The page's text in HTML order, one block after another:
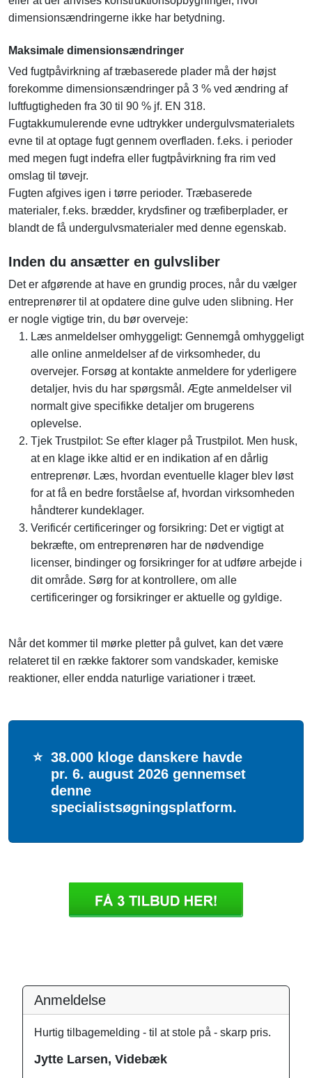
dimensionsændringerne ikke har betydning.
Maksimale dimensionsændringer
Ved fugtpåvirkning af træbaserede plader må der højst
forekomme dimensionsændringer på 3 % ved ændring af
luftfugtigheden fra 30 til 90 % jf. EN 318.
Fugtakkumulerende evne udtrykker undergulvsmaterialets
evne til at optage fugt gennem overfladen. f.eks. i perioder
med megen fugt indefra eller fugtpåvirkning fra rim ved
omslag til tøvejr.
Fugten afgives igen i tørre perioder. Træbaserede
materialer, f.eks. brædder, krydsfiner og træfiberplader, er
blandt de få undergulvsmaterialer med denne egenskab.
Inden du ansætter en gulvsliber
Det er afgørende at have en grundig proces, når du vælger
entreprenører til at opdatere dine gulve uden slibning. Her
er nogle vigtige trin, du bør overveje:
Læs anmeldelser omhyggeligt: Gennemgå omhyggeligt
alle online anmeldelser af de virksomheder, du
overvejer. Forsøg at kontakte anmeldere for yderligere
detaljer, hvis du har spørgsmål. Ægte anmeldelser vil
normalt give specifikke detaljer om brugerens
oplevelse.
Tjek Trustpilot: Se efter klager på Trustpilot. Men husk,
at en klage ikke altid er en indikation af en dårlig
entreprenør. Læs, hvordan eventuelle klager blev løst
for at få en bedre forståelse af, hvordan virksomheden
håndterer kundeklager.
Verificér certificeringer og forsikring: Det er vigtigt at
bekræfte, om entreprenøren har de nødvendige
licenser, bindinger og forsikringer for at udføre arbejde i
dit område. Sørg for at kontrollere, om alle
certificeringer og forsikringer er aktuelle og gyldige.
Når det kommer til mørke pletter på gulvet, kan det være
relateret til en række faktorer som vandskader, kemiske
reaktioner, eller endda naturlige variationer i træet.
⭐ 38.000 kloge danskere havde
pr. 6. august 2026 gennemset
denne
specialistsøgningsplatform.
Anmeldelse
Hurtig tilbagemelding - til at stole på - skarp pris.
Jytte Larsen, Videbæk